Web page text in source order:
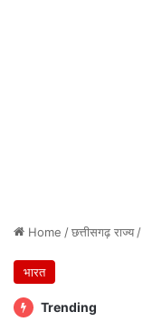
Home /छत्तीसगढ़ राज्य/
भारत
Trending